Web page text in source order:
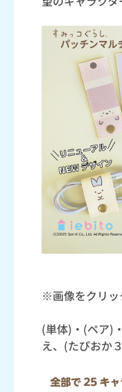
※画像をクリッ
(単体)・(ペア)
え、(たぴおか